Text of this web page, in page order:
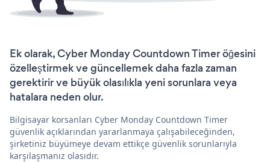
Ek olarak, Cyber Monday Countdown Timer öğesini
özelleştirmek ve güncellemek daha fazla zaman
gerektirir ve büyük olasılıkla yeni sorunlara veya
hatalara neden olur.
Bilgisayar korsanları Cyber Monday Countdown Timer
güvenlik açıklarından yararlanmaya çalışabileceğinden,
şirketiniz büyümeye devam ettikçe güvenlik sorunlarıyla
karşılaşmanız olasıdır.